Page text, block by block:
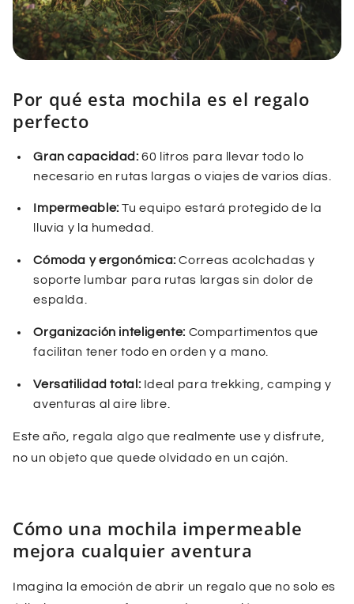
Por qué esta mochila es el regalo
perfecto
Gran capacidad: 60 litros para llevar todo lo
necesario en rutas largas o viajes de varios días.
Impermeable: Tu equipo estará protegido de la
lluvia y la humedad.
Cómoda y ergonómica: Correas acolchadas y
soporte lumbar para rutas largas sin dolor de
espalda.
Organización inteligente: Compartimentos que
facilitan tener todo en orden y a mano.
Versatilidad total: Ideal para trekking, camping y
aventuras al aire libre.
Este año, regala algo que realmente use y disfrute,
no un objeto que quede olvidado en un cajón.
Cómo una mochila impermeable
mejora cualquier aventura
Imagina la emoción de abrir un regalo que no solo es